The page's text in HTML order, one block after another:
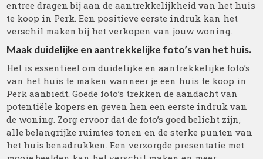
entree dragen bij aan de aantrekkelijkheid van het huis
te koop in Perk. Een positieve eerste indruk kan het
verschil maken bij het verkopen van jouw woning.
Maak duidelijke en aantrekkelijke foto’s van het huis.
Het is essentieel om duidelijke en aantrekkelijke foto’s
van het huis te maken wanneer je een huis te koop in
Perk aanbiedt. Goede foto’s trekken de aandacht van
potentiële kopers en geven hen een eerste indruk van
de woning. Zorg ervoor dat de foto’s goed belicht zijn,
alle belangrijke ruimtes tonen en de sterke punten van
het huis benadrukken. Een verzorgde presentatie met